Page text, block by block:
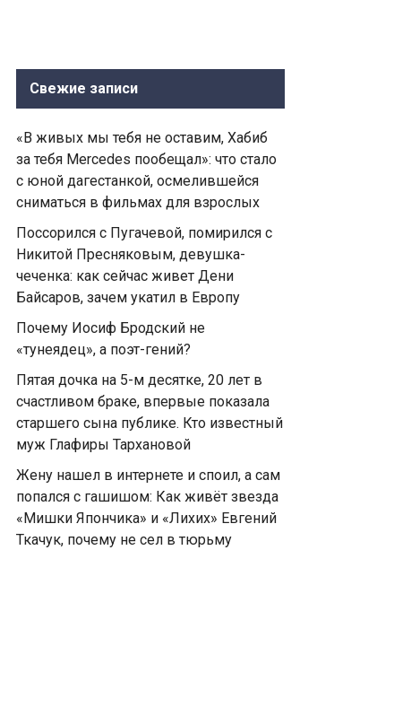
Свежие записи
«В живых мы тебя не оставим, Хабиб
за тебя Mercedes пообещал»: что стало
с юной дагестанкой, осмелившейся
сниматься в фильмах для взрослых
Поссорился с Пугачевой, помирился с
Никитой Пресняковым, девушка-
чеченка: как сейчас живет Дени
Байсаров, зачем укатил в Европу
Почему Иосиф Бродский не
«тунеядец», а поэт-гений?
Пятая дочка на 5-м десятке, 20 лет в
счастливом браке, впервые показала
старшего сына публике. Кто известный
муж Глафиры Тархановой
Жену нашел в интернете и споил, а сам
попался с гaшишoм: Как живёт звезда
«Мишки Япончика» и «Лихих» Евгений
Ткачук, почему не сел в тюрьму